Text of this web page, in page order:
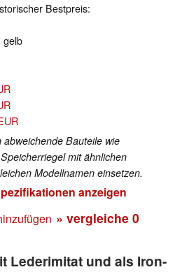
Bestpreis:
gelb
Bauteile wie
mit ähnlichen
Modellnamen einsetzen.
anzeigen
» vergleiche 0
Lederimitat und als Iron-